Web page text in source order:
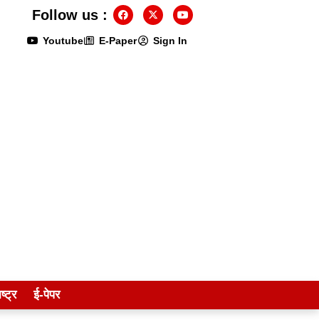
Youtube E-Paper Sign In
Follow us :
ई-पेपर